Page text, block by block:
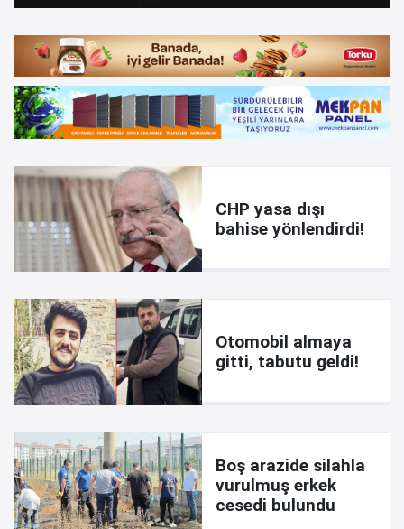
CHP yasa dışı
bahise yönlendirdi!
Otomobil almaya
gitti, tabutu geldi!
Boş arazide silahla
vurulmuş erkek
cesedi bulundu